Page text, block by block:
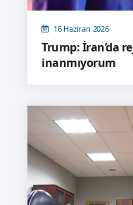
16 Haziran 2026
Trump: İran’da
inanmıyorum